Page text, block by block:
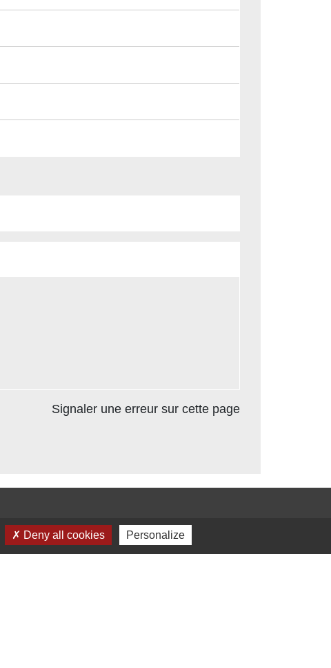
Signaler une erreur sur cette page
Deny all cookies Personalize